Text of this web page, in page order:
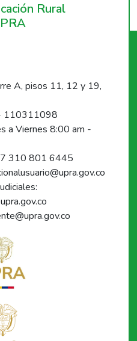
Rural
A, pisos 11, 12 y 19,
110311098
a Viernes 8:00 am -
310 801 6445